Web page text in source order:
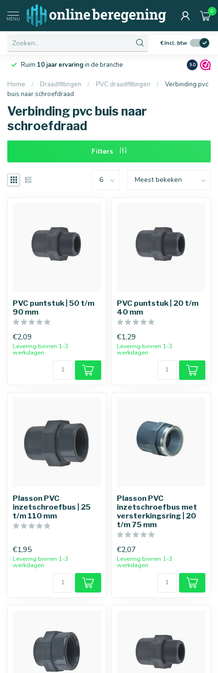
MENU
0
€Incl. btw
Laagsteprijsgarantievan Nederland Netjesen
9.0
Home / Draadfittingen / PVC draadfittingen /
Verbinding pvc
buis naar schroefdraad
Verbinding pvc buis naar
schroefdraad
Filters
PVC puntstuk | 50 t/m
90 mm
€2,09
Levering binnen 1-3
werkdagen
PVC puntstuk | 20 t/m
40 mm
€1,29
Levering binnen 1-3
werkdagen
Plasson PVC
inzetschroefbus | 25
t/m 110 mm
€1,95
Levering binnen 1-3
werkdagen
Plasson PVC
inzetschroefbus met
versterkingsring | 20
t/m 75 mm
€2,07
Levering binnen 1-3
werkdagen
Afmetingen
16 mm